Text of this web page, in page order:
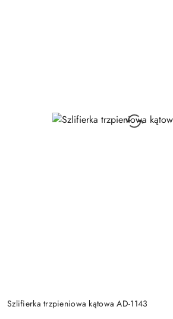
Szlifierka trzpieniowa kątowa AD-1143